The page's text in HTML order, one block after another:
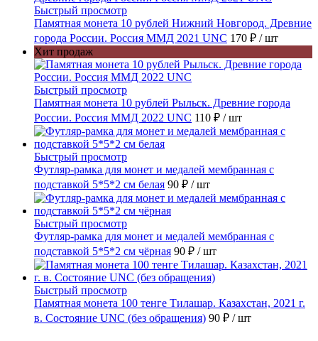
Быстрый просмотр
Памятная монета 10 рублей Нижний Новгород. Древние
города России. Россия ММД 2021 UNC 170 ₽ / шт
Хит продаж
Быстрый просмотр
Памятная монета 10 рублей Рыльск. Древние города
России. Россия ММД 2022 UNC 110 ₽ / шт
Быстрый просмотр
Футляр-рамка для монет и медалей мембранная с
подставкой 5*5*2 см белая 90 ₽ / шт
Быстрый просмотр
Футляр-рамка для монет и медалей мембранная с
подставкой 5*5*2 см чёрная 90 ₽ / шт
Быстрый просмотр
Памятная монета 100 тенге Тилашар. Казахстан, 2021 г.
в. Состояние UNC (без обращения) 90 ₽ / шт